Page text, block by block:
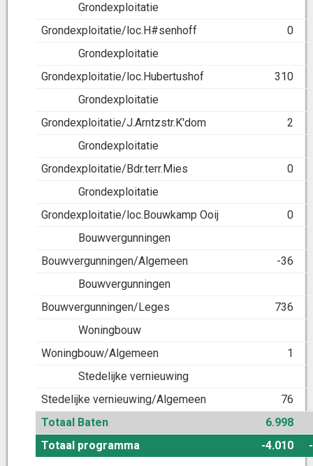
Grondexploitatie
Grondexploitatie/loc.H#senhoff
0
Grondexploitatie
Grondexploitatie/loc.Hubertushof
310
Grondexploitatie
Grondexploitatie/J.Arntzstr.K'dom
2
Grondexploitatie
Grondexploitatie/Bdr.terr.Mies
0
Grondexploitatie
Grondexploitatie/loc.Bouwkamp Ooij
0
Bouwvergunningen
Bouwvergunningen/Algemeen
-36
Bouwvergunningen
Bouwvergunningen/Leges
736
Woningbouw
Woningbouw/Algemeen
1
Stedelijke vernieuwing
Stedelijke vernieuwing/Algemeen
76
Totaal Baten
6.998
Totaal programma
-4.010